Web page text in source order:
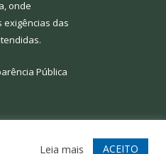
onde
exigências das
Pública
Acessar Webmail
Leia mais ACEITO